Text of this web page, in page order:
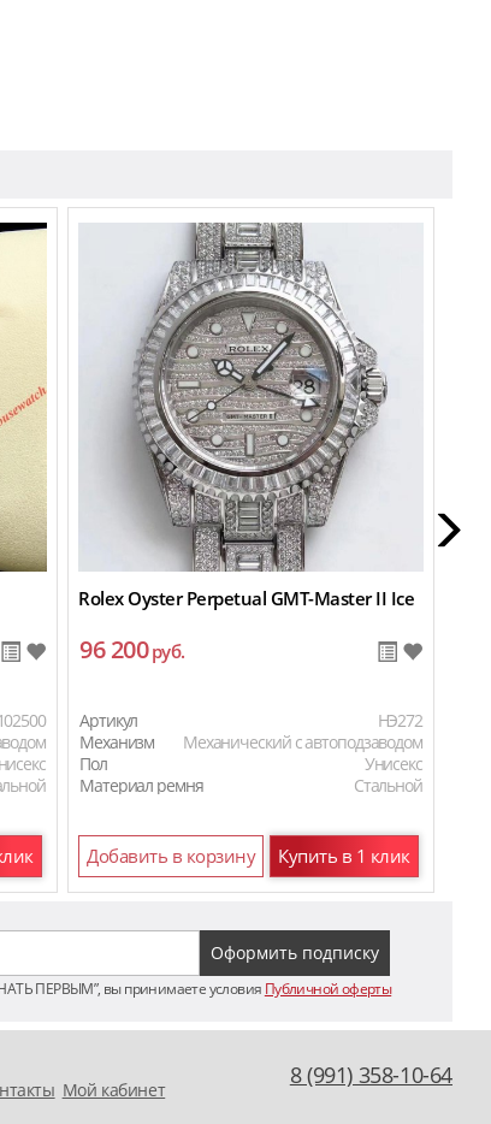
Rolex Oyster Perpetual GMT-Master II Ice
96 200руб.
Артикул
HЭ272
Механизм
Механический с автоподзаводом
Пол
Унисекс
Материал ремня
Стальной
Добавить в корзину Купить в 1 клик
ПЕРВЫМ”, вы принимаете условия Публичной оферты
Мой кабинет
8 (991) 358-10-64